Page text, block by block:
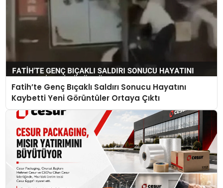
Fatih’te Genç Bıçaklı Saldırı Sonucu Hayatını
Kaybetti Yeni Görüntüler Ortaya Çıktı